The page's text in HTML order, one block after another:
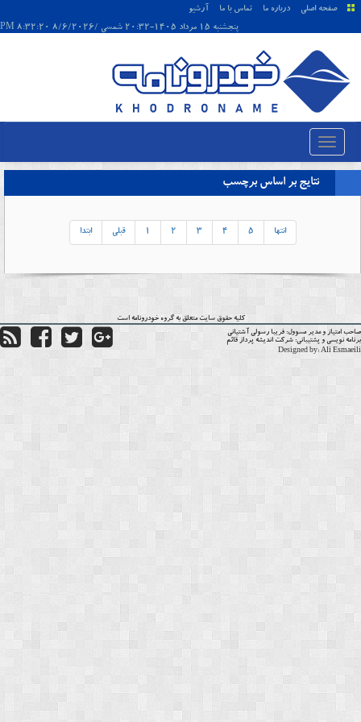
صفحه اصلی درباره ما تماس با ما
آرشیو
پنجشنبه 15 مرداد 1405-20:32 شمسی /8/6/2026 8:32:20 PM
نتایج بر اساس برچسب
ابتدا قبلی 2 3 4 5 انتها
کلیه حقوق سایت متعلق به گروهخودرونامهاست
امتیاز و مدیر مسوول: فریبا رسولی آشتیانی
نویسی و پشتیبانی: شرکت اندیشه پرداز قائم
Designed by: Ali